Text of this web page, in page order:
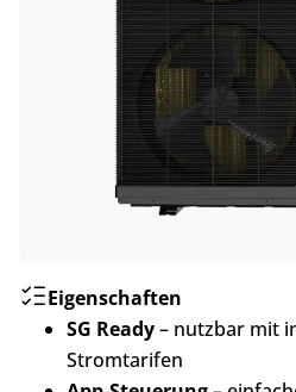
Eigenschaften
SG Ready– nutzbar mit
Stromtarifen